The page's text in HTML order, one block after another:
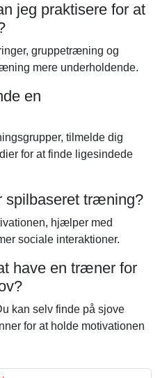
jeg praktisere for at
gruppetræning og
mere underholdende.
en
tilmelde dig
for at finde ligesindede
spilbaseret træning?
hjælper med
sociale interaktioner.
have en træner for
kan selv finde på sjove
for at holde motivationen